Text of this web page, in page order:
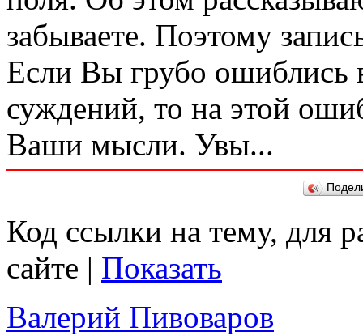
забываете. Поэтому
Если Вы грубо ошиблись
суждений, то на этой
Ваши мысли. Увы...
Код ссылки на тему, для
сайте | Показать
Валерий Пивоваров